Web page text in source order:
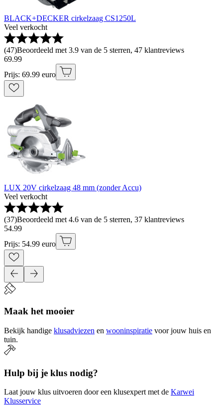
BLACK+DECKER cirkelzaag CS1250L
Veel verkocht
(47)Beoordeeld met 3.9 van de 5 sterren, 47 klantreviews
69.99
Prijs: 69.99 euro
LUX 20V cirkelzaag 48 mm (zonder Accu)
Veel verkocht
(37)Beoordeeld met 4.6 van de 5 sterren, 37 klantreviews
54.99
Prijs: 54.99 euro
Maak het mooier
Bekijk handige klusadviezen en wooninspiratie voor jouw huis en
tuin.
Hulp bij je klus nodig?
Laat jouw klus uitvoeren door een klusexpert met de Karwei
Klusservice